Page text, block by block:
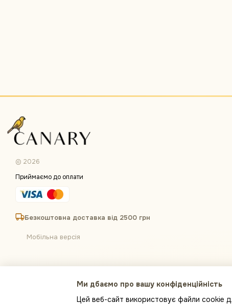
© 2026
Приймаємо до оплати
Безкоштовна доставка від 2500 грн
Мобільна версія
Ми дбаємо про вашу конфіденційність
Цей веб-сайт використовує файли cookie